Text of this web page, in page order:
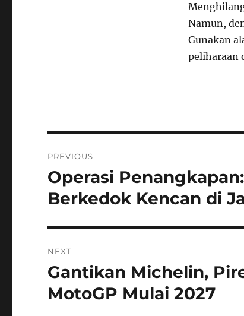
Namun,
Gunakan
peliharaan
pos
PREVIOUS
Previous
post:
Operasi
Berkedok Kencan di
NEXT
Next
post:
Gantikan Michelin,
MotoGP Mulai 2027